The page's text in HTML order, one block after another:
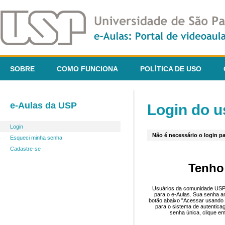
SOBRE COMO FUNCIONA POLÍTICA DE USO
e-Aulas da USP
Login
Esqueci minha senha
Cadastre-se
Login do
Não é necessário o login
Usuários da comunidade
para o e-Aulas. Sua senha
botão abaixo "Acessar
para o sistema de
senha única, clique